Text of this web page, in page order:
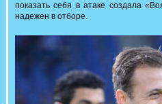
показать себя в атаке создала
надежен в отборе.